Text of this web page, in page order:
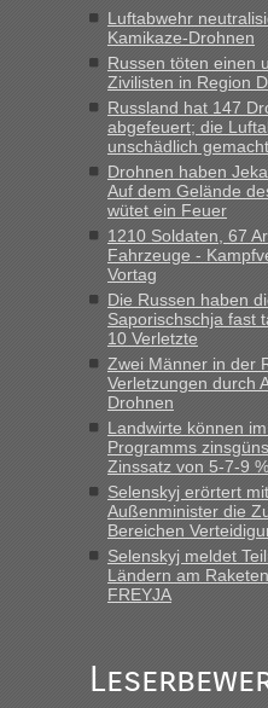
Milliarden aufgedeckt
„Kein Zoll. Du musst an sich
und du nicht damit handeln
Originalverpackt ist und
keine Probleme geben“
Recht, Visa und
gebrauchter Kleidung beim
„Hallo Leute, ich weiß nicht,
Anfrage. Ich möchte 4
Straßen Kleidung bei der
mitnehmen. Es ist gebrauchte
Berichte und
Grenzübergang zwischen
schnellsten?
„Wir sind mit unserem
15.6. in Krakovets rüber.
Früh. Mit sehr sehr wenig
8 PKW vor der Schranke....“
inBerichte und
Grenzübergang zwischen
schnellsten?
schnell da auch Passagiere
Luftabwehr
Kamikaze-Drohnen
Russen töten einen
Zivilisten in Region
Russland hat 147
abgefeuert; die
unschädlich gemacht
Drohnen haben
Auf dem Gelände
wütet ein Feuer
1210 Soldaten, 67
Fahrzeuge -
Vortag
Die Russen haben
Saporischschja fast
10 Verletzte
Zwei Männer in der
Verletzungen durch
Drohnen
Landwirte können
Programms
Zinssatz von 5-7-9
Selenskyj erörtert
Außenminister die
Bereichen
Selenskyj meldet
Ländern am
FREYJA